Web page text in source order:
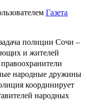
Газета
полиции Сочи –
и жителей
народные дружины
координирует
народных